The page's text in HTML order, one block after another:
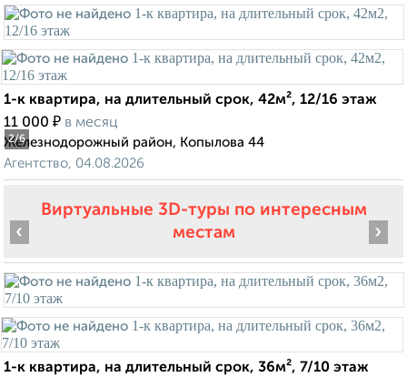
2/6
1-к квартира, на длительный срок, 42м², 12/16 этаж
11 000 ₽ в месяц
Железнодорожный район, Копылова 44
Агентство, 04.08.2026
Виртуальные 3D-туры по интересным
местам
‹ ›
1-к квартира, на длительный срок, 36м², 7/10 этаж